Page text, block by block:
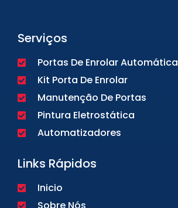
Serviços
Portas De Enrolar Automática
Kit Porta De Enrolar
Manutenção De Portas
Pintura Eletrostática
Automatizadores
Links Rápidos
Inicio
Sobre Nós